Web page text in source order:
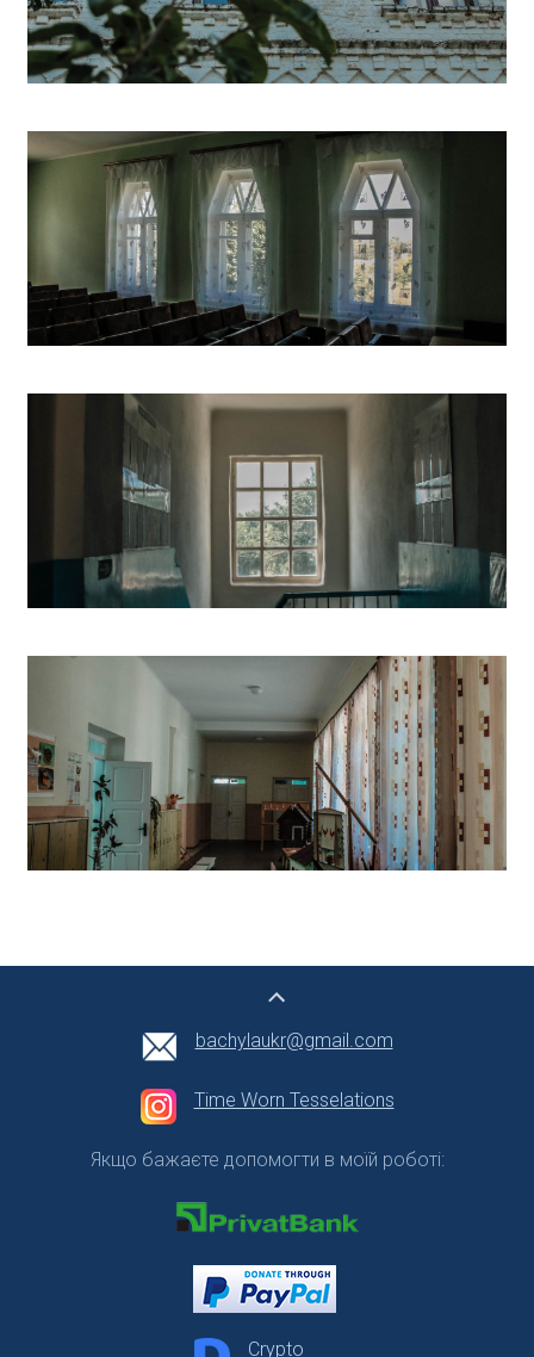
bachylaukr@gmail.com
Time Worn Tesselations
Якщо бажаєте допомогти в моїй роботі:
Crypto